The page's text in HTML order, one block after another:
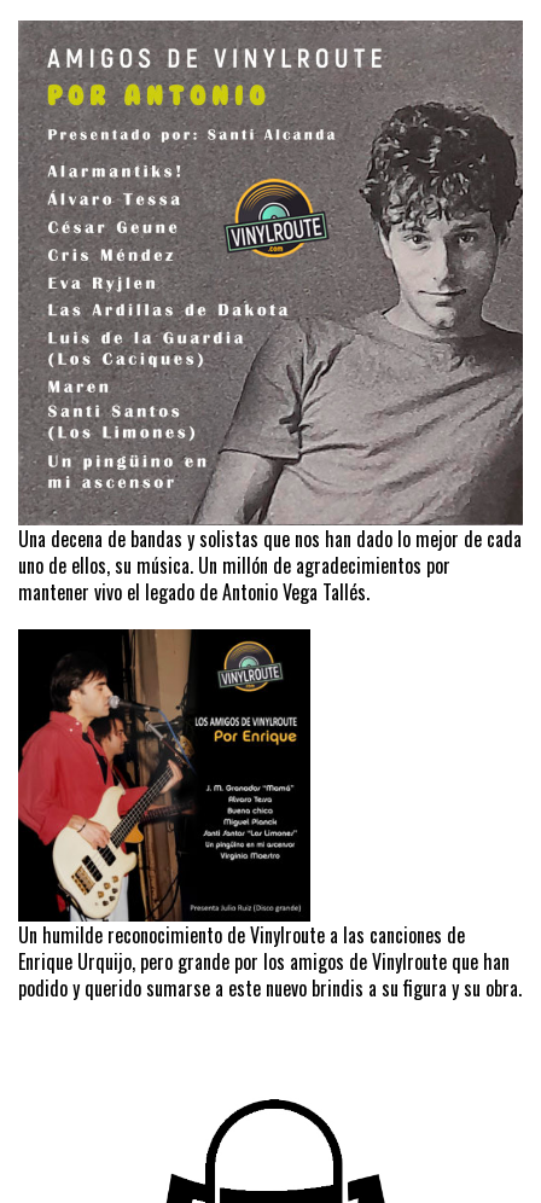
Una decena de bandas y solistas que nos han dado lo mejor de cada
uno de ellos, su música. Un millón de agradecimientos por
mantener vivo el legado de Antonio Vega Tallés.
Un humilde reconocimiento de Vinylroute a las canciones de
Enrique Urquijo, pero grande por los amigos de Vinylroute que han
podido y querido sumarse a este nuevo brindis a su figura y su obra.